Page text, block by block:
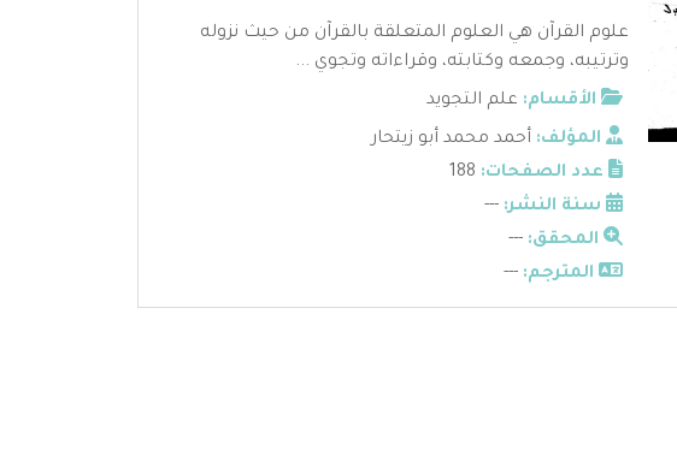
علوم القرآن هي العلوم المتعلقة بالقرآن من حيث نزوله
وترتيبه، وجمعه وكتابته، وقراءاته وتجوي ...
الأقسام: علم التجويد
المؤلف: أحمد محمد أبو زيتحار
عدد الصفحات:
سنة النشر: ---
المحقق: ---
المترجم: ---